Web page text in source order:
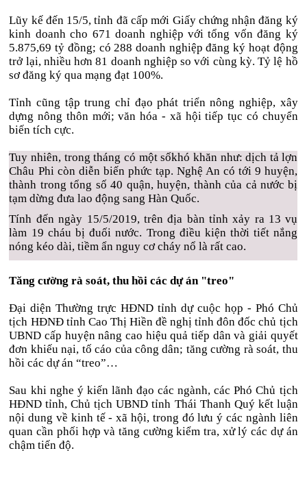
Lũy kế đến 15/5, tỉnh đã cấp mới Giấy chứng nhận đăng ký
kinh doanh cho 671 doanh nghiệp với tổng vốn đăng ký
5.875,69 tỷ đồng; có 288 doanh nghiệp đăng ký hoạt động
trở lại, nhiều hơn 81 doanh nghiệp so với cùng kỳ. Tỷ lệ hồ
sơ đăng ký qua mạng đạt 100%.
Tỉnh cũng tập trung chỉ đạo phát triển nông nghiệp, xây
dựng nông thôn mới; văn hóa - xã hội tiếp tục có chuyển
biến tích cực.
Tuy nhiên, trong tháng có một sốkhó khăn như: dịch tả lợn
Châu Phi còn diễn biến phức tạp. Nghệ An có tới 9 huyện,
thành trong tổng số 40 quận, huyện, thành của cả nước bị
tạm dừng đưa lao động sang Hàn Quốc.
Tính đến ngày 15/5/2019, trên địa bàn tỉnh xảy ra 13 vụ
làm 19 cháu bị đuối nước. Trong điều kiện thời tiết nắng
nóng kéo dài, tiềm ẩn nguy cơ cháy nổ là rất cao.
Tăng cường rà soát, thu hồi các dự án "treo"
Đại diện Thường trực HĐND tỉnh dự cuộc họp - Phó Chủ
tịch HĐNĐ tỉnh Cao Thị Hiền đề nghị tỉnh đôn đốc chủ tịch
UBND cấp huyện nâng cao hiệu quả tiếp dân và giải quyết
đơn khiếu nại, tố cáo của công dân; tăng cường rà soát, thu
hồi các dự án “treo”…
Sau khi nghe ý kiến lãnh đạo các ngành, các Phó Chủ tịch
HĐND tỉnh, Chủ tịch UBND tỉnh Thái Thanh Quý kết luận
nội dung về kinh tế - xã hội, trong đó lưu ý các ngành liên
quan cần phối hợp và tăng cường kiểm tra, xử lý các dự án
chậm tiến độ.